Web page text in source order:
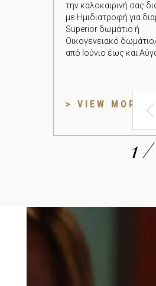
την καλοκαιρινή σας
με Ημιδιατροφή για
Superior δωμάτιο ή
Οικογενειακό
από Ιούνιο έως και
> VIEW MORE
1